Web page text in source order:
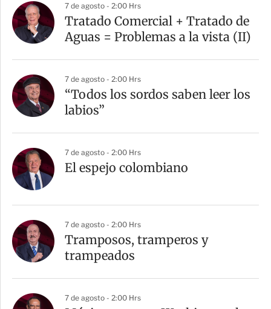
7 de agosto - 2:00 Hrs
Tratado Comercial + Tratado de
Aguas = Problemas a la vista (II)
7 de agosto - 2:00 Hrs
“Todos los sordos saben leer los
labios”
7 de agosto - 2:00 Hrs
El espejo colombiano
7 de agosto - 2:00 Hrs
Tramposos, tramperos y
trampeados
7 de agosto - 2:00 Hrs